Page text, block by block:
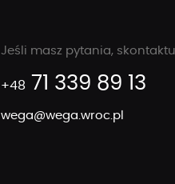
Jeśli masz pytania,
+48 71 339 89 13
wega@wega.wroc.pl